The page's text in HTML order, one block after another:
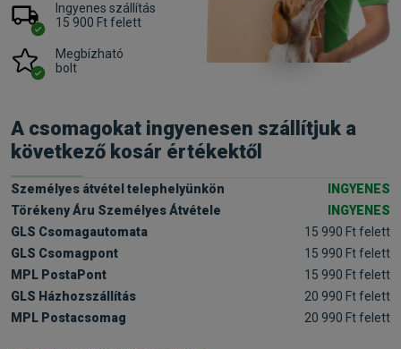
Ingyenes szállítás
15 900 Ft felett
Megbízható
bolt
A csomagokat ingyenesen szállítjuk a
következő kosár értékektől
Személyes átvétel telephelyünkön
INGYENES
Törékeny Áru Személyes Átvétele
INGYENES
GLS Csomagautomata
15 990 Ft felett
GLS Csomagpont
15 990 Ft felett
MPL PostaPont
15 990 Ft felett
GLS Házhozszállítás
20 990 Ft felett
MPL Postacsomag
20 990 Ft felett